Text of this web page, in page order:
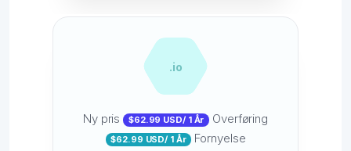
.io
Ny pris $62.99 USD/ 1 År Overføring
$62.99 USD/ 1 År Fornyelse